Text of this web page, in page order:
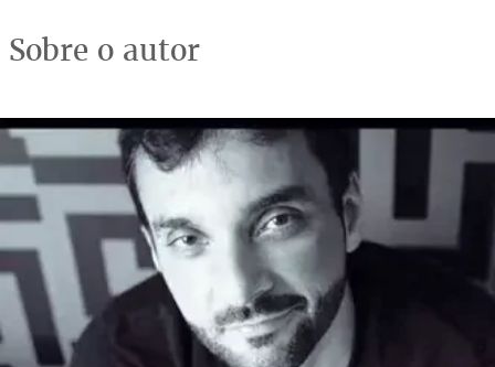
Sobre o autor